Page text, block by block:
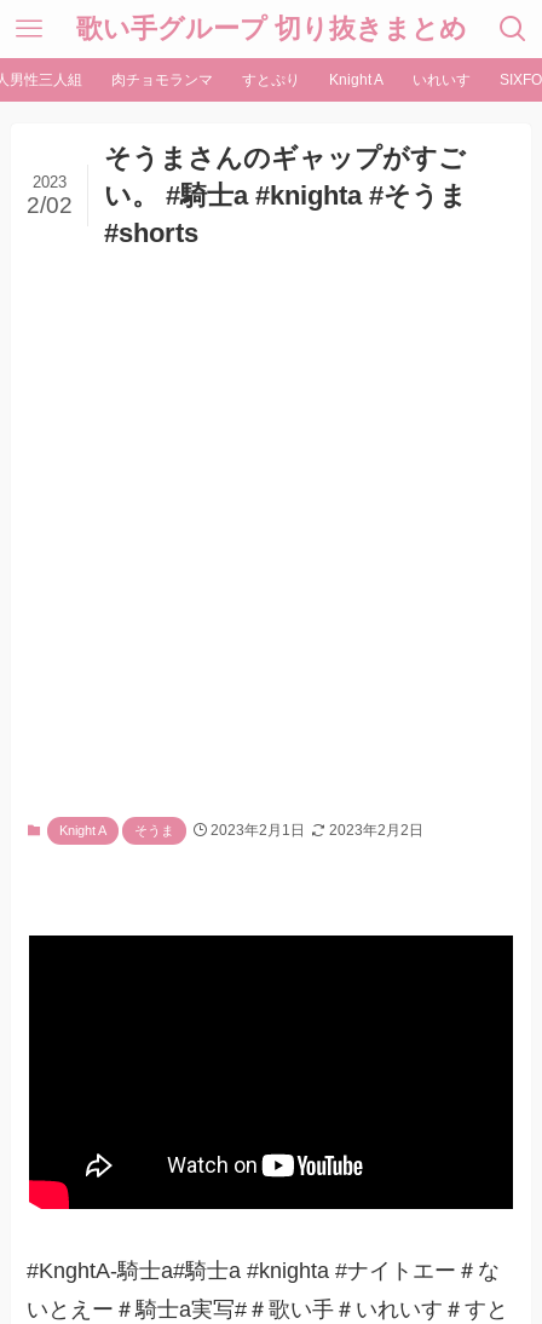
歌い手グループ 切り抜きまとめ
男性三人組 肉チョモランマ すとぷり Knight A いれいす
そうまさんのギャップがすご
い。 #騎士a #knighta #そうま
#shorts
2023
2/02
Knight A そうま 2023年2月1日 2023年2月2日
#KnghtA-騎士a#騎士a #knighta #ナイトエー＃な
いとえー＃騎士a実写#＃歌い手＃いれいす＃すと